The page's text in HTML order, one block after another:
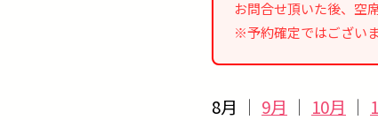
お問合せ頂いた後、空
※予約確定ではございま
8月 ｜ 9月 ｜ 10月 ｜